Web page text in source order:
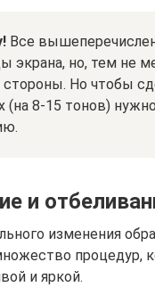
Все
экрана, но, тем не
Но чтобы
(на 8-15 тонов)
и
изменения
процедур,
и яркой.